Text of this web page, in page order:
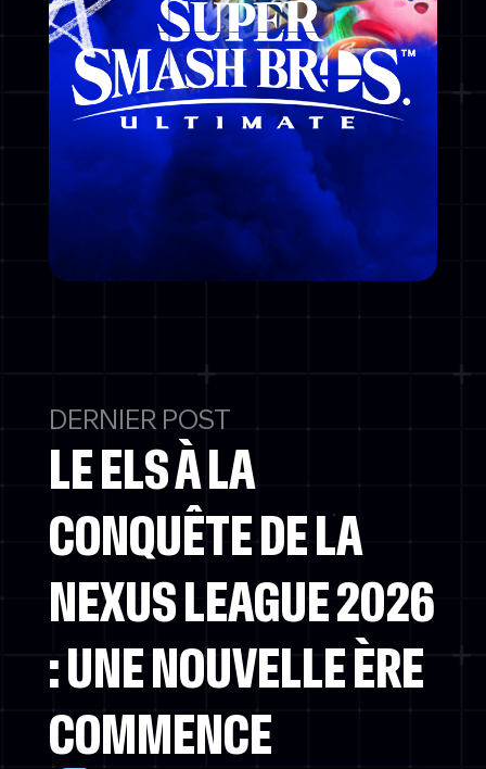
DERNIER POST
LE ELS À LA
CONQUÊTE DE LA
NEXUS LEAGUE 2026
: UNE NOUVELLE ÈRE
COMMENCE